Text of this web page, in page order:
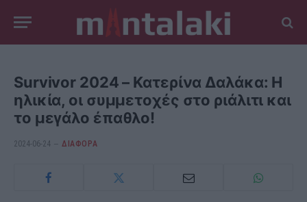
Survivor 2024 – Κατερίνα Δαλάκα: Η
ηλικία, οι συμμετοχές στο ριάλιτι και
το μεγάλο έπαθλο!
2024-06-24 ΔΙΆΦΟΡΑ